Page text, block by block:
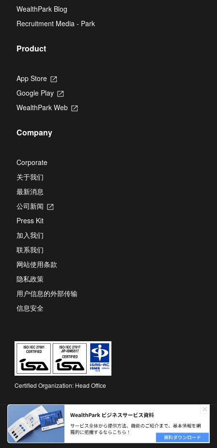
new
tab
WealthPark Blog
Recruitment Media - Park
Product
App Store
Opens
a
new
tab
Google Play
Opens
a
WealthPark Web
Opens
Company
Corporate
关于我们
最新消息
公司新闻
Opens
Press Kit
加入我们
联系我们
网站使用条款
隐私政策
用户信息的外部传输
信息安全
Certified Organization: Head Office